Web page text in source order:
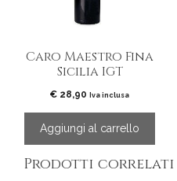
Caro Maestro Fina
Sicilia IGT
€ 28,90 Iva inclusa
Aggiungi al carrello
Prodotti correlati